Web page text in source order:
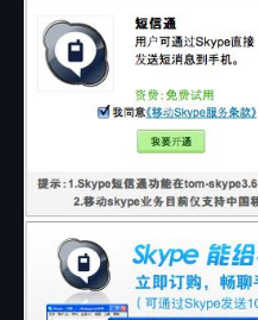
Update，包括：QuickTime
需要恐慌，也不需要妄加评
参与各种桌面应用的竞争，
国电脑用户来说，意义应该
坏事。 所以，请尝试抛开固
见，就产品论产品，选择适
选择称心如意的免费软件，
新提醒就妄加评论，人云亦
坚持，因该有自己的探索和
是Apple Fans，但是我看IT